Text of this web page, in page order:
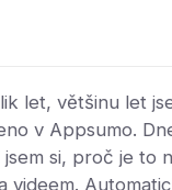
let, většinu let
v Appsumo.
si, proč je to
videem.